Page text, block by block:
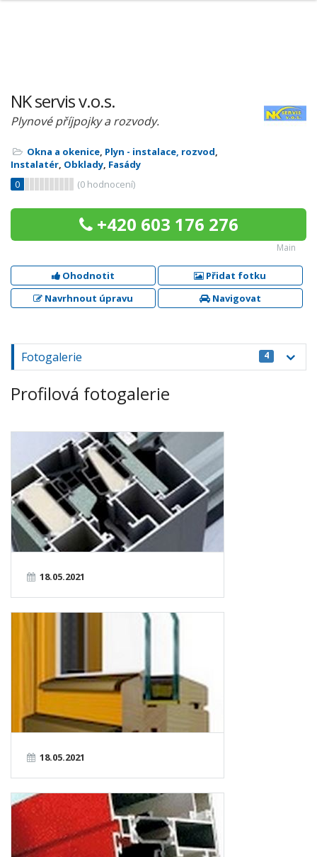
NK servis v.o.s.
Plynové příjpojky a rozvody.
Okna a okenice, Plyn - instalace, rozvod,
Instalatér, Obklady, Fasády
0
(0 hodnocení)
+420 603 176 276
Main
Ohodnotit
Přidat fotku
Navrhnout úpravu
Navigovat
Fotogalerie 4
Profilová fotogalerie
18.05.2021
18.05.2021